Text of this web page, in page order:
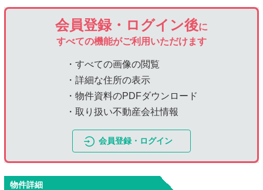
会員登録・ログイン後に
すべての機能がご利用いただけます
・すべての画像の閲覧
・詳細な住所の表示
・物件資料のPDFダウンロード
・取り扱い不動産会社情報
会員登録・ログイン
物件詳細